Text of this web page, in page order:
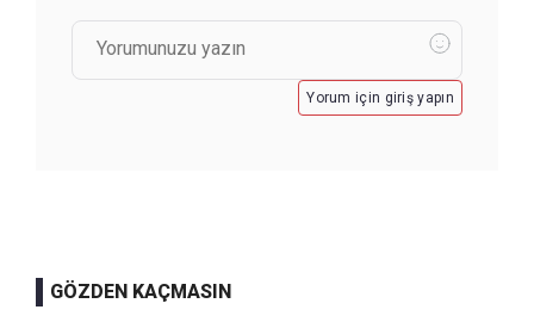
Yorum için giriş yapın
GÖZDEN KAÇMASIN